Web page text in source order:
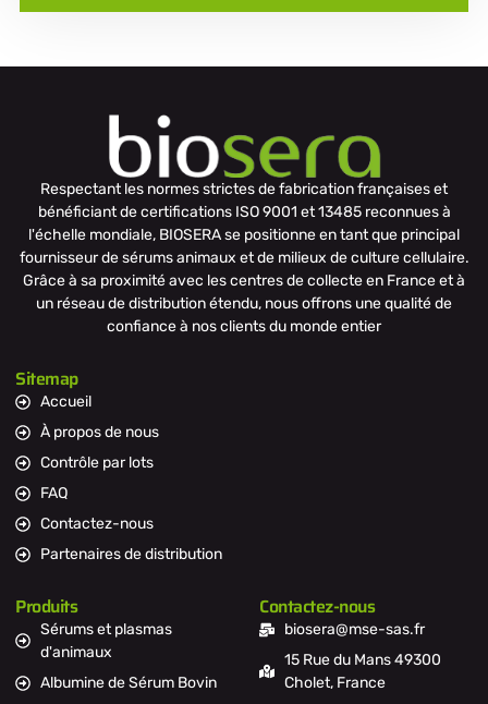
Respectant les normes strictes de fabrication françaises et
bénéficiant de certifications ISO 9001 et 13485 reconnues à
l'échelle mondiale, BIOSERA se positionne en tant que principal
fournisseur de sérums animaux et de milieux de culture cellulaire.
Grâce à sa proximité avec les centres de collecte en France et à
un réseau de distribution étendu, nous offrons une qualité de
confiance à nos clients du monde entier
Sitemap
Accueil
À propos de nous
Contrôle par lots
FAQ
Contactez-nous
Partenaires de distribution
Produits
Sérums et plasmas
d'animaux
Albumine de Sérum Bovin
Contactez-nous
biosera@mse-sas.fr
15 Rue du Mans 49300
Cholet, France